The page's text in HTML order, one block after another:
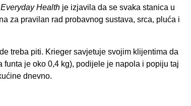
Everyday Health je izjavila da se svaka stanica u
za pravilan rad probavnog sustava, srca, pluća i
treba piti. Krieger savjetuje svojim klijentima da
je oko 0,4 kg), podijele je napola i popiju taj
dnevno.